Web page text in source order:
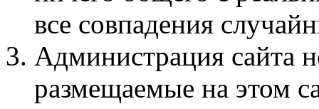
все совпадения
Администрация сайта
размещаемые на этом